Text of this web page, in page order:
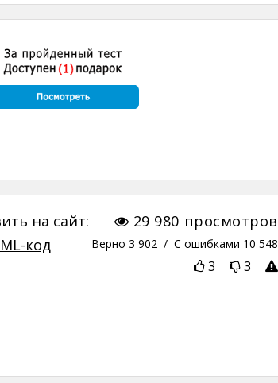
29 980 просмотров
Верно 3 902 / С ошибками 10 548
3 3
на сайт:
код